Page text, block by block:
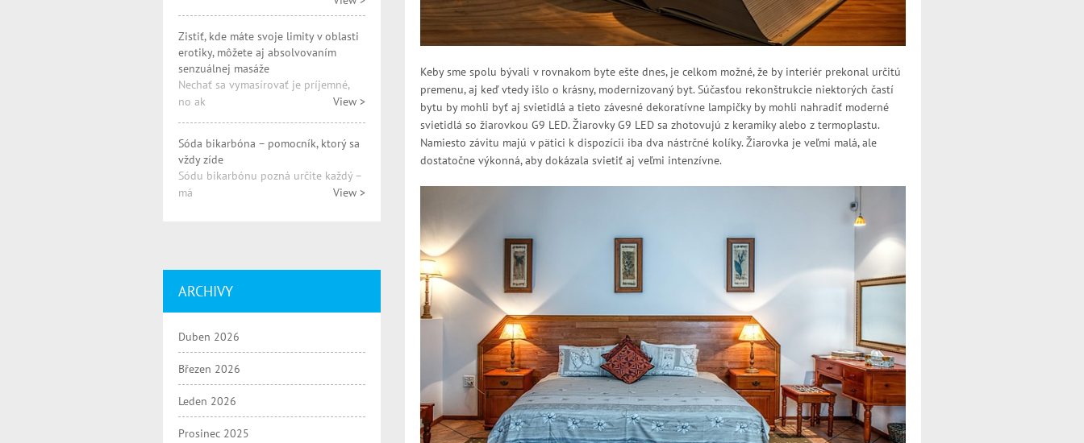
Keby sme spolu bývali v rovnakom byte ešte dnes, je celkom možné, že by interiér prekonal určitú
premenu, aj keď vtedy išlo o krásny, modernizovaný byt. Súčasťou rekonštrukcie niektorých častí
bytu by mohli byť aj svietidlá a tieto závesné dekoratívne lampičky by mohli nahradiť moderné
svietidlá so žiarovkou G9 LED. Žiarovky G9 LED sa zhotovujú z keramiky alebo z termoplastu.
Namiesto závitu majú v pätici k dispozícii iba dva nástrčné kolíky. Žiarovka je veľmi malá, ale
dostatočne výkonná, aby dokázala svietiť aj veľmi intenzívne.
Zistiť, kde máte svoje limity v oblasti
erotiky, môžete aj absolvovaním
senzuálnej masáže
Nechať sa vymasírovať je príjemné,
no ak
View >
Sóda bikarbóna – pomocník, ktorý sa
vždy zíde
Sódu bikarbónu pozná určite každý –
má
View >
ARCHIVY
Duben 2026
Březen 2026
Leden 2026
Prosinec 2025